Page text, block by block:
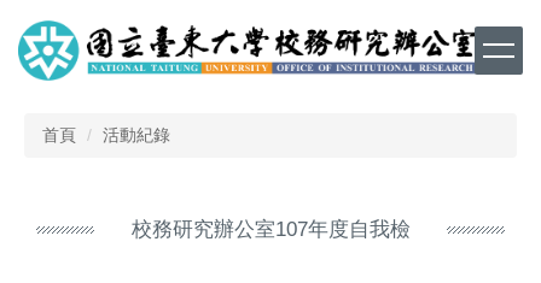
到
主
首頁 活動紀錄
校務研究辦公室107年度自我檢